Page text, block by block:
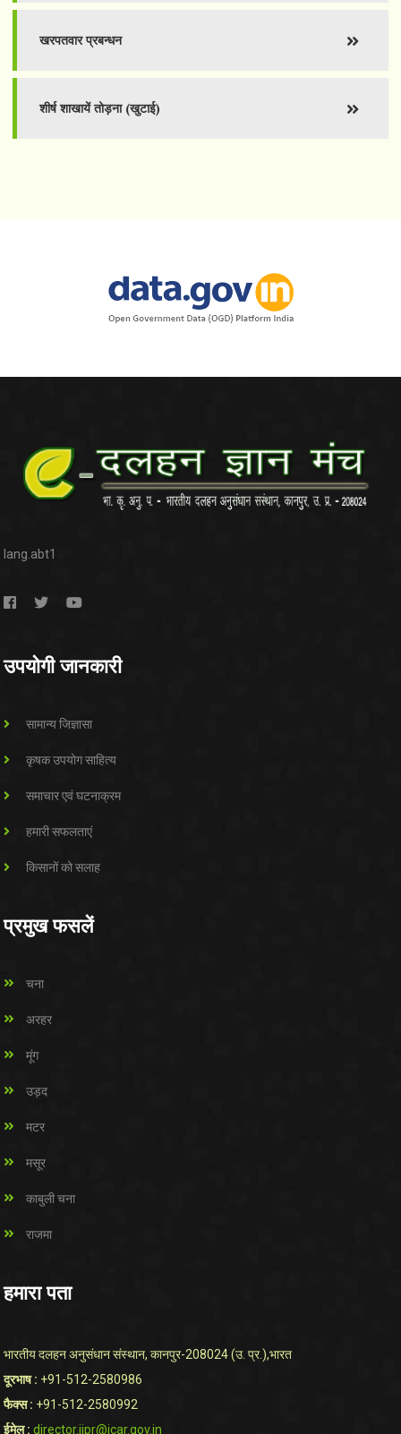
खरपतवार प्रबन्धन
शीर्ष शाखायें तोड़ना (खुटाई)
lang.abt1
उपयोगी जानकारी
सामान्य जिज्ञासा
कृषक उपयोग साहित्य
समाचार एवं घटनाक्रम
हमारी सफलताएं
किसानों को सलाह
प्रमुख फसलें
चना
अरहर
मूंग
उड़द
मटर
मसूर
काबुली चना
राजमा
हमारा पता
भारतीय दलहन अनुसंधान संस्थान, कानपुर-208024 (उ. प्र.),भारत
दूरभाष : +91-512-2580986
फैक्स : +91-512-2580992
ईमेल : director.iipr@icar.gov.in